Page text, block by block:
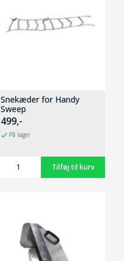
Snekæder for Handy
Sweep
499,-
På lager